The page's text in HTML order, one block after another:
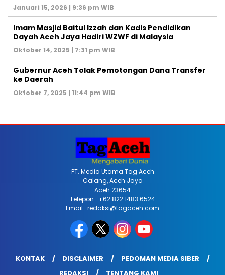
Januari 15, 2026 | 9:36 pm WIB
Imam Masjid Baitul Izzah dan Kadis Pendidikan
Dayah Aceh Jaya Hadiri WZWF di Malaysia
Oktober 14, 2025 | 7:31 pm WIB
Gubernur Aceh Tolak Pemotongan Dana Transfer
ke Daerah
Oktober 7, 2025 | 11:44 pm WIB
PT. Media Utama Tag Aceh
Calang, Aceh Jaya
Aceh 23654
Telepon : +62 822 1483 6524
Email : redaksi@tagaceh.com
KONTAK DISCLAIMER
PEDOMAN MEDIA SIBER